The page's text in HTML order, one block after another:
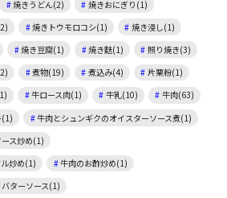
焼きうどん(2)
焼きおにぎり(1)
焼きトウモロコシ(1)
焼き浸し(1)
焼き豆腐(1) 焼き麩(1)
照り焼き(3)
煮物(19) 煮込み(4)
片栗粉(1)
牛ロース肉(1) 牛乳(10)
牛肉(63)
(1)
牛肉とシュンギクのオイスターソース煮(1)
ス炒め(1)
炒め(1)
牛肉のお酢炒め(1)
ターソース(1)